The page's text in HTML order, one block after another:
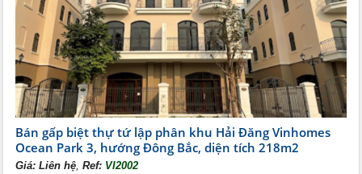
Bán gấp biệt thự tứ lập phân khu Hải Đăng Vinhomes
Ocean Park 3, hướng Đông Bắc, diện tích 218m2
Giá:Liên hệ ,Ref: VI2002